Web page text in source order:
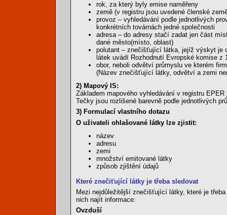
rok, za který byly emise naměřeny
země (v registru jsou uvedené členské
provoz – vyhledávání podle jednotlivých
konkrétních továrnách jedné společnosti
adresa – do adresy stačí zadat jen část
dané město(místo, oblast)
polutant – znečišťující látka, jejíž výskyt je
látek uvádí Rozhodnutí Evropské komise z
obor, neboli odvětví průmyslu ve kterém
(Název znečišťující látky, odvětví a zemi
2) Mapový IS:
Základem mapového vyhledávání v registru
Tečky jsou rozlišené barevně podle jednotlivých
3) Formulací vlastního dotazu
O uživateli ohlašované látky lze zjistit:
název
adresu
zemi
množství emitované látky
způsob zjištění údajů
Které znečiťující látky je třeba sledovat
Mezi nejdůležitější znečišťující látky, které je
nich najít informace:
Ovzduší